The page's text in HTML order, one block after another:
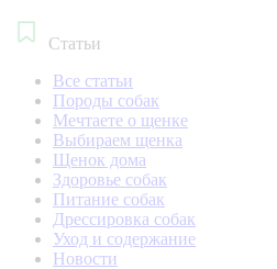
Статьи
Все статьи
Породы собак
Мечтаете о щенке
Выбираем щенка
Щенок дома
Здоровье собак
Питание собак
Дрессировка собак
Уход и содержание
Новости